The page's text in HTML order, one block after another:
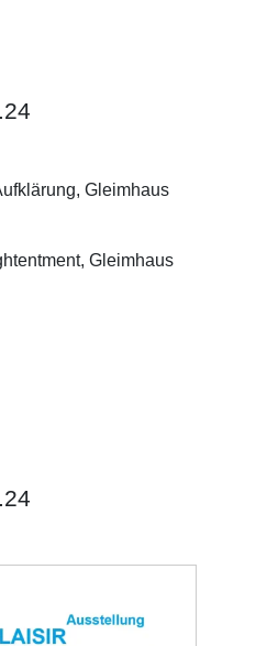
Gleimhaus
Gleimhaus